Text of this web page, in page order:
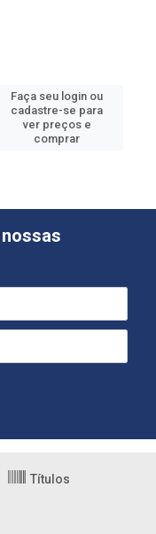
Faça seu login ou
cadastre-se para
ver preços e
comprar
Títulos